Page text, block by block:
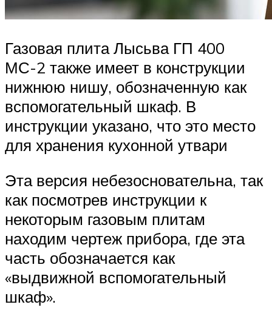
Газовая плита Лысьва ГП 400
МС-2 также имеет в конструкции
нижнюю нишу, обозначенную как
вспомогательный шкаф. В
инструкции указано, что это место
для хранения кухонной утвари
Эта версия небезосновательна, так
как посмотрев инструкции к
некоторым газовым плитам
находим чертеж прибора, где эта
часть обозначается как
«выдвижной вспомогательный
шкаф».